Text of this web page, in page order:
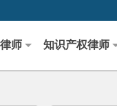
师 知识产权律师